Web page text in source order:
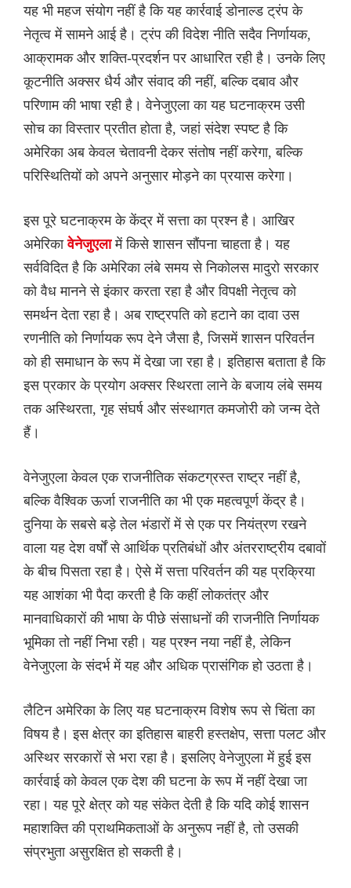
यह भी महज संयोग नहीं है कि यह कार्रवाई डोनाल्ड ट्रंप के
नेतृत्व में सामने आई है। ट्रंप की विदेश नीति सदैव निर्णायक,
आक्रामक और शक्ति-प्रदर्शन पर आधारित रही है। उनके लिए
कूटनीति अक्सर धैर्य और संवाद की नहीं, बल्कि दबाव और
परिणाम की भाषा रही है। वेनेजुएला का यह घटनाक्रम उसी
सोच का विस्तार प्रतीत होता है, जहां संदेश स्पष्ट है कि
अमेरिका अब केवल चेतावनी देकर संतोष नहीं करेगा, बल्कि
परिस्थितियों को अपने अनुसार मोड़ने का प्रयास करेगा।
इस पूरे घटनाक्रम के केंद्र में सत्ता का प्रश्न है। आखिर
अमेरिकावेनेजुएलामें किसे शासन सौंपना चाहता है। यह
सर्वविदित है कि अमेरिका लंबे समय से निकोलस मादुरो सरकार
को वैध मानने से इंकार करता रहा है और विपक्षी नेतृत्व को
समर्थन देता रहा है। अब राष्ट्रपति को हटाने का दावा उस
रणनीति को निर्णायक रूप देने जैसा है, जिसमें शासन परिवर्तन
को ही समाधान के रूप में देखा जा रहा है। इतिहास बताता है कि
इस प्रकार के प्रयोग अक्सर स्थिरता लाने के बजाय लंबे समय
तक अस्थिरता, गृह संघर्ष और संस्थागत कमजोरी को जन्म देते
हैं।
वेनेजुएला केवल एक राजनीतिक संकटग्रस्त राष्ट्र नहीं है,
बल्कि वैश्विक ऊर्जा राजनीति का भी एक महत्वपूर्ण केंद्र है।
दुनिया के सबसे बड़े तेल भंडारों में से एक पर नियंत्रण रखने
वाला यह देश वर्षों से आर्थिक प्रतिबंधों और अंतरराष्ट्रीय दबावों
के बीच पिसता रहा है। ऐसे में सत्ता परिवर्तन की यह प्रक्रिया
यह आशंका भी पैदा करती है कि कहीं लोकतंत्र और
मानवाधिकारों की भाषा के पीछे संसाधनों की राजनीति निर्णायक
भूमिका तो नहीं निभा रही। यह प्रश्न नया नहीं है, लेकिन
वेनेजुएला के संदर्भ में यह और अधिक प्रासंगिक हो उठता है।
लैटिन अमेरिका के लिए यह घटनाक्रम विशेष रूप से चिंता का
विषय है। इस क्षेत्र का इतिहास बाहरी हस्तक्षेप, सत्ता पलट और
अस्थिर सरकारों से भरा रहा है। इसलिए वेनेजुएला में हुई इस
कार्रवाई को केवल एक देश की घटना के रूप में नहीं देखा जा
रहा। यह पूरे क्षेत्र को यह संकेत देती है कि यदि कोई शासन
महाशक्ति की प्राथमिकताओं के अनुरूप नहीं है, तो उसकी
संप्रभुता असुरक्षित हो सकती है।